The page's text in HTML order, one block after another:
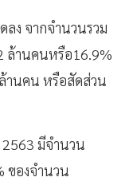
ลง จากจำนวนรวม
ล้านคนหรือ16.9%
านคน หรือสัดส่วน
มีจำนวน
ของจำนวน